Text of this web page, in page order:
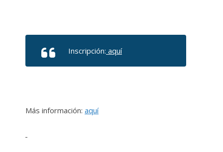
Inscripción: aquí
Más información: aquí